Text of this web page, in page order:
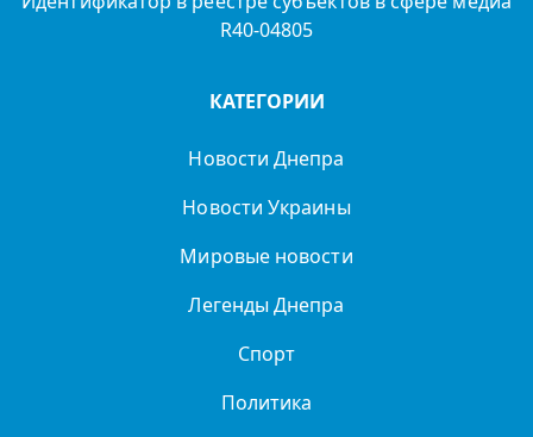
R40-04805
КАТЕГОРИИ
Новости Днепра
Новости Украины
Мировые новости
Легенды Днепра
Спорт
Политика